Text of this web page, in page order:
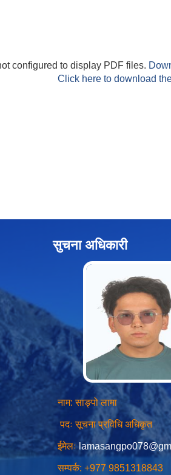
configured to display PDF files.
Click here to download
सुचना अधिकारी
नाम: साङ्पो लामा
पदः सूचना प्रविधि अधिकृत
ईमेलः
सम्पर्क: +977 9851318843